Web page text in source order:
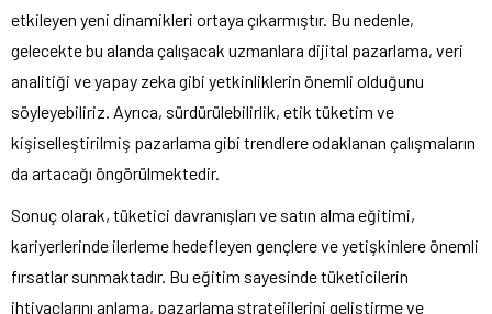
etkileyen yeni dinamikleri ortaya çıkarmıştır. Bu nedenle,
gelecekte bu alanda çalışacak uzmanlara dijital pazarlama, veri
analitiği ve yapay zeka gibi yetkinliklerin önemli olduğunu
söyleyebiliriz. Ayrıca, sürdürülebilirlik, etik tüketim ve
kişiselleştirilmiş pazarlama gibi trendlere odaklanan çalışmaların
da artacağı öngörülmektedir.
Sonuç olarak, tüketici davranışları ve satın alma eğitimi,
kariyerlerinde ilerleme hedefleyen gençlere ve yetişkinlere önemli
fırsatlar sunmaktadır. Bu eğitim sayesinde tüketicilerin
ihtiyaçlarını anlama, pazarlama stratejilerini geliştirme ve